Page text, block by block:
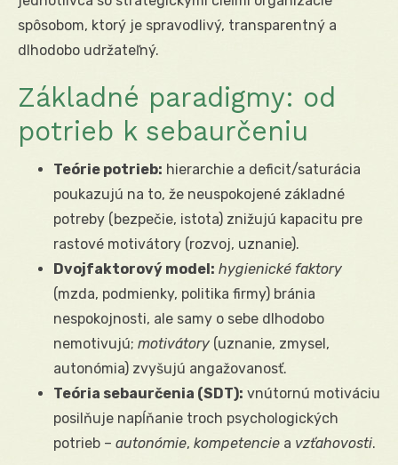
spôsobom, ktorý je spravodlivý, transparentný a
dlhodobo udržateľný.
Základné paradigmy: od
potrieb k sebaurčeniu
Teórie potrieb: hierarchie a deficit/saturácia
poukazujú na to, že neuspokojené základné
potreby (bezpečie, istota) znižujú kapacitu pre
rastové motivátory (rozvoj, uznanie).
Dvojfaktorový model: hygienické faktory
(mzda, podmienky, politika firmy) bránia
nespokojnosti, ale samy o sebe dlhodobo
nemotivujú; motivátory (uznanie, zmysel,
autonómia) zvyšujú angažovanosť.
Teória sebaurčenia (SDT): vnútornú motiváciu
posilňuje napĺňanie troch psychologických
potrieb – autonómie, kompetencie a vzťahovosti.